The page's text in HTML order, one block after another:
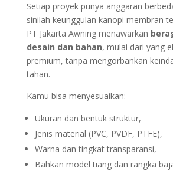
Setiap proyek punya anggaran
sinilah keunggulan kanopi membran
PT Jakarta Awning menawarkan
desain dan bahan, mulai dari yang
premium, tanpa mengorbankan
tahan.
Kamu bisa menyesuaikan:
Ukuran dan bentuk struktur,
Jenis material (PVC, PVDF, PTFE),
Warna dan tingkat transparansi,
Bahkan model tiang dan rangka